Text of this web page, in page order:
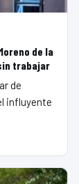
de la
trabajar
de
influyente